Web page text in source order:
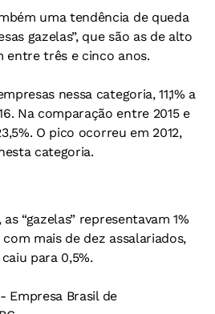
uma tendência de queda
gazelas”, que são as de alto
entre três e cinco anos.
nessa categoria, 11,1% a
Na comparação entre 2015 e
O pico ocorreu em 2012,
categoria.
“gazelas” representavam 1%
mais de dez assalariados,
para 0,5%.
Empresa Brasil de